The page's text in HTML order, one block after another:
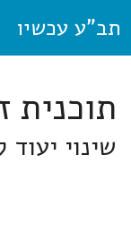
תב"ע עכשיו
תוכנית זב/91
שינוי